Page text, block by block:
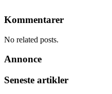
Kommentarer
No related posts.
Annonce
Seneste artikler